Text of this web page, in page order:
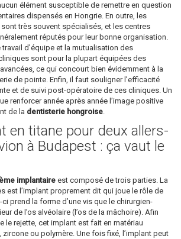
élément susceptible de remettre en question
dispensés en Hongrie. En outre, les
sont très souvent spécialisés, et les centres
réputés pour leur bonne organisation.
travail d’équipe et la mutualisation des
sont pour la plupart équipées des
ce qui concourt bien évidemment à la
de pointe. Enfin, il faut souligner l’efficacité
et de suivi post-opératoire de ces cliniques. Un
renforcer année après année l’image positive
de la dentisterie hongroise.
en titane pour deux allers-
à Budapest : ça vaut le
implantaire est composé de trois parties. La
est l’implant proprement dit qui joue le rôle de
prend la forme d’une vis que le chirurgien-
de l’os alvéolaire (l’os de la mâchoire). Afin
le rejette, cet implant est fait en matériau
ou polymère. Une fois fixé, l’implant peut